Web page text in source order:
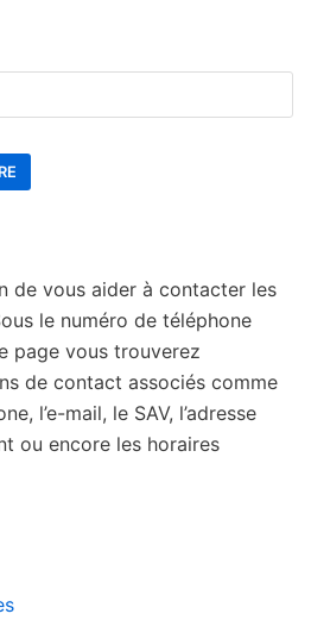
de vous aider à contacter les
le numéro de téléphone
page vous trouverez
de contact associés comme
l’e-mail, le SAV, l’adresse
ou encore les horaires